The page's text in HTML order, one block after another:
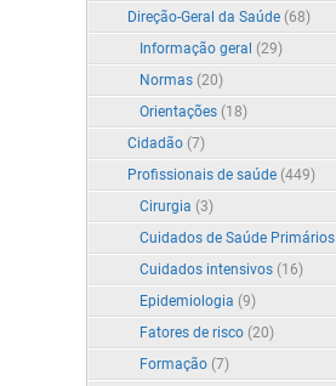
Direção-Geral da Saúde (68)
Informação geral (29)
Normas (20)
Orientações (18)
Cidadão (7)
Profissionais de saúde (449)
Cirurgia (3)
Cuidados de Saúde Primários
Cuidados intensivos (16)
Epidemiologia (9)
Fatores de risco (20)
Formação (7)